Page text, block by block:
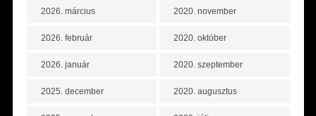
2026. március
2026. február
2026. január
2025. december
2020. november
2020. október
2020. szeptember
2020. augusztus